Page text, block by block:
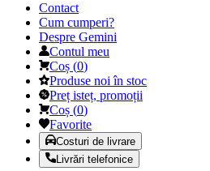
Contact
Cum cumperi?
Despre Gemini
Contul meu
Coș (0)
Produse noi în stoc
Preț isteț, promoții
Coș (0)
Favorite
Costuri de livrare
Livrări telefonice